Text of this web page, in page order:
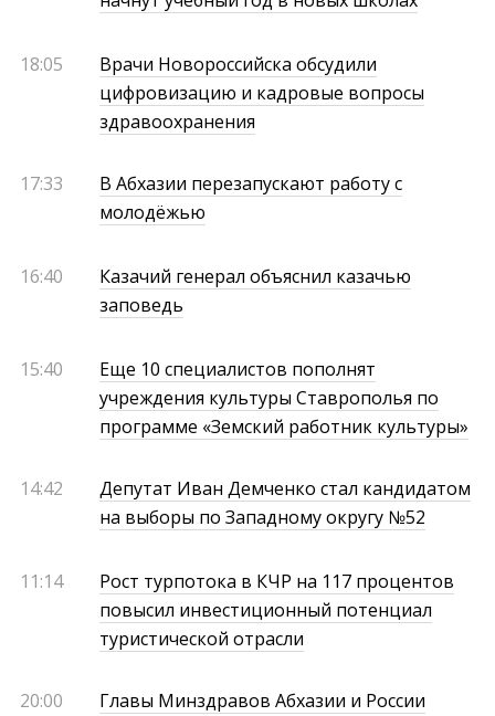
18:05
Врачи Новороссийска обсудили
цифровизацию и кадровые вопросы
здравоохранения
17:33
В Абхазии перезапускают работу с
молодёжью
16:40
Казачий генерал объяснил казачью
заповедь
15:40
Еще 10 специалистов пополнят
учреждения культуры Ставрополья по
программе «Земский работник культуры»
14:42
Депутат Иван Демченко стал кандидатом
на выборы по Западному округу №52
11:14
Рост турпотока в КЧР на 117 процентов
повысил инвестиционный потенциал
туристической отрасли
20:00
Главы Минздравов Абхазии и России